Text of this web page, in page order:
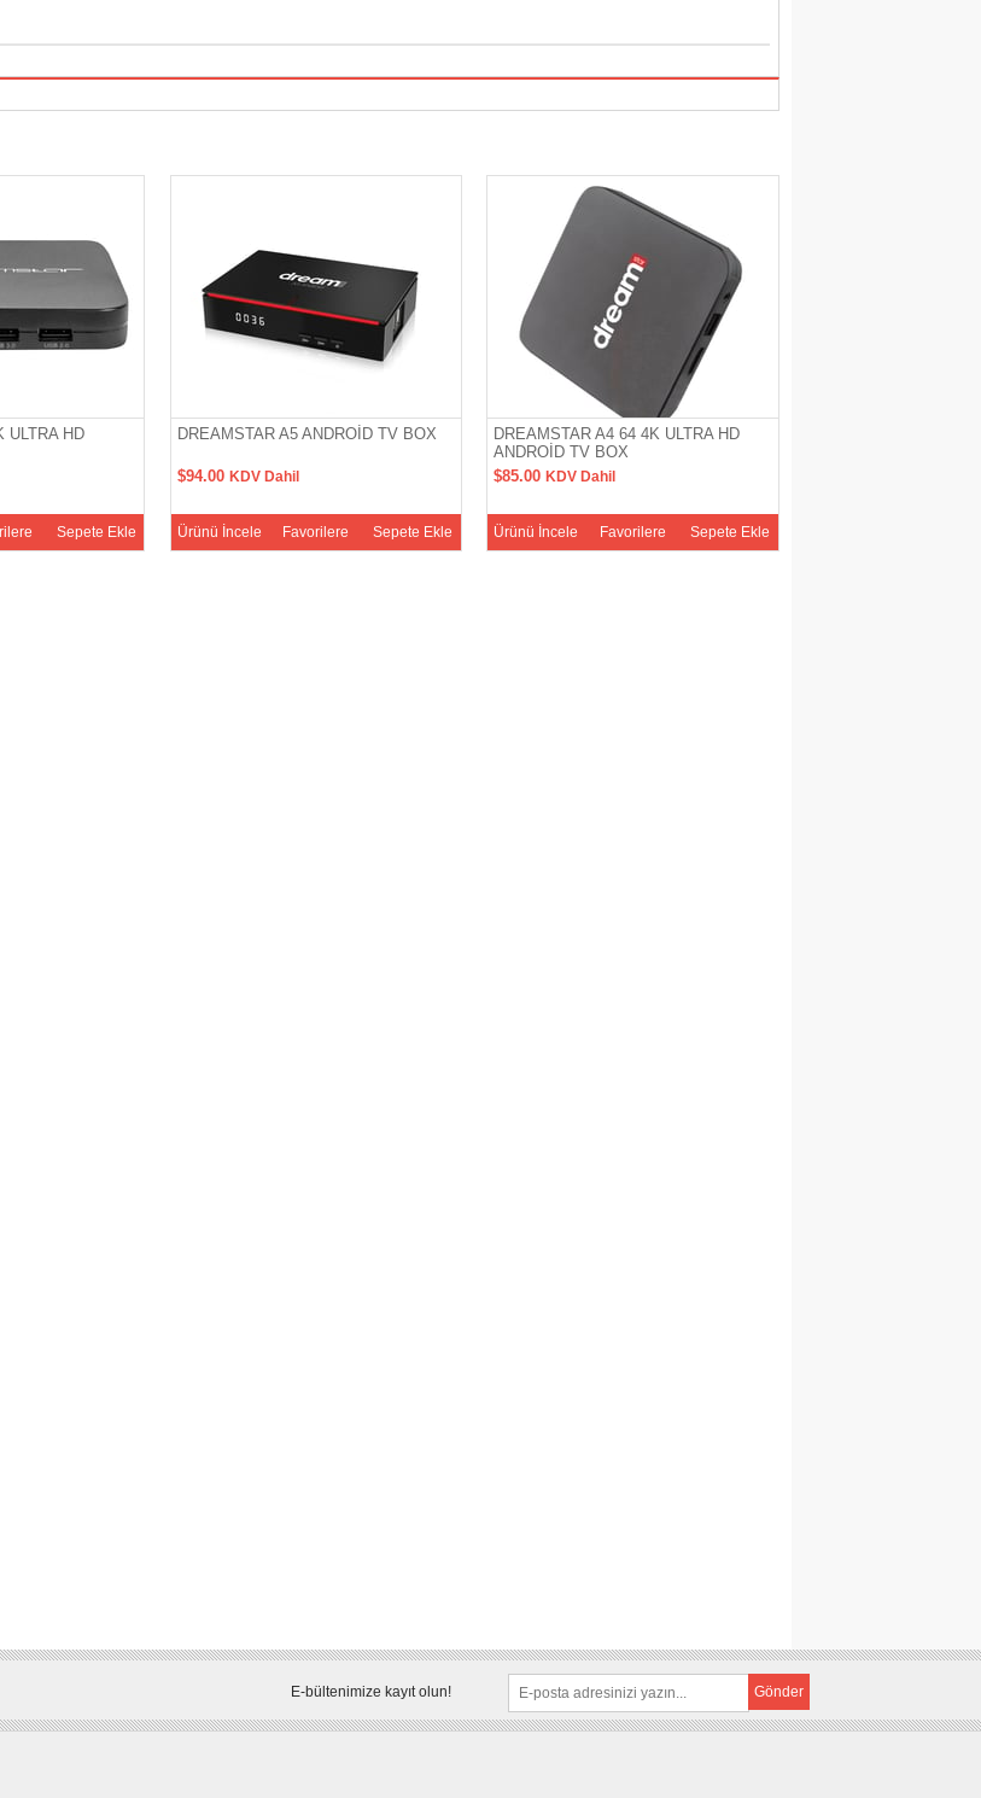
ULTRA HD
Sepete Ekle
DREAMSTAR A5 ANDROİD TV BOX
$94.00 KDV Dahil
Favorilere Sepete Ekle
Ürünü İncele
DREAMSTAR A4 64 4K ULTRA HD
ANDROİD TV BOX
$85.00KDV Dahil
Favorilere Sepete Ekle
Ürünü İncele
E-bültenimize kayıt olun! Gönder